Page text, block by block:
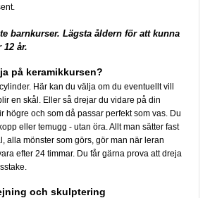
barnkurser. Lägsta åldern för att kunna
12 år.
på keramikkursen?
Här kan du välja om du eventuellt vill
en skål. Eller så drejar du vidare på din
högre och som då passar perfekt som vas. Du
eller temugg - utan öra. Allt man sätter fast
alla mönster som görs, gör man när leran
efter 24 timmar. Du får gärna prova att dreja
och skulptering